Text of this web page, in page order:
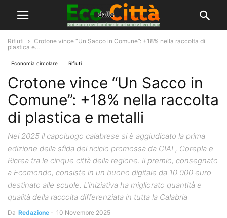
Rifiuti
Crotone vince “Un Sacco in Comune”: +18% nella raccolta di
plastica e...
Economia circolare Rifiuti
Crotone vince “Un Sacco in
Comune”: +18% nella raccolta
di plastica e metalli
Nel 2025 il capoluogo calabrese si è aggiudicato la prima
edizione della sfida del riciclo promossa da CIAL, Corepla e
Ricrea tra le cinque città della regione. Il premio, consegnato
a Ecomondo, consiste in un buono digitale da 10.000 euro
destinato alle scuole. L’iniziativa ha migliorato quantità e
qualità della raccolta differenziata in tutta la Calabria
Da Redazione - 10 Novembre 2025